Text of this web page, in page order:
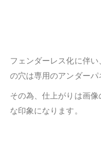
フェンダーレス化に伴
の穴は専用のアンダーパ
その為、仕上がりは画
な印象になります。